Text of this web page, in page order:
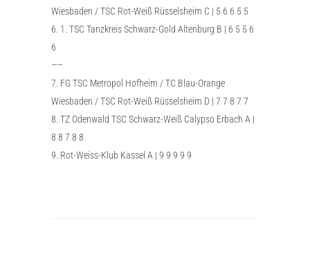
Wiesbaden / TSC Rot-Weiß Rüsselsheim C | 5 6 6 5 5
6. 1. TSC Tanzkreis Schwarz-Gold Altenburg B | 6 5 5 6
6
—–
7. FG TSC Metropol Hofheim / TC Blau-Orange
Wiesbaden / TSC Rot-Weiß Rüsselsheim D | 7 7 8 7 7
8. TZ Odenwald TSC Schwarz-Weiß Calypso Erbach A |
8 8 7 8 8
9. Rot-Weiss-Klub Kassel A | 9 9 9 9 9